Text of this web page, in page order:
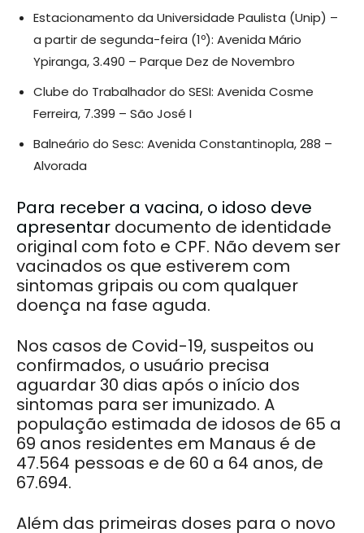
Estacionamento da Universidade Paulista (Unip) –
a partir de segunda-feira (1º): Avenida Mário
Ypiranga, 3.490 – Parque Dez de Novembro
Clube do Trabalhador do SESI: Avenida Cosme
Ferreira, 7.399 – São José I
Balneário do Sesc: Avenida Constantinopla, 288 –
Alvorada
Para receber a vacina, o idoso deve
apresentar documento de identidade
original com foto e CPF. Não devem ser
vacinados os que estiverem com
sintomas gripais ou com qualquer
doença na fase aguda.
Nos casos de Covid-19, suspeitos ou
confirmados, o usuário precisa
aguardar 30 dias após o início dos
sintomas para ser imunizado. A
população estimada de idosos de 65 a
69 anos residentes em Manaus é de
47.564 pessoas e de 60 a 64 anos, de
67.694.
Além das primeiras doses para o novo